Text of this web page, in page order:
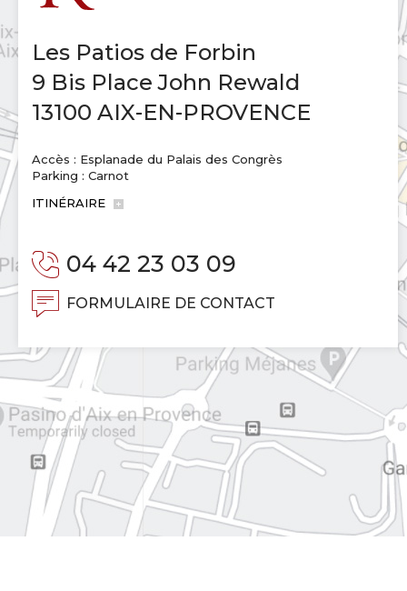
Les Patios de Forbin
9 Bis Place John Rewald
13100 AIX-EN-PROVENCE
Accès : Esplanade du Palais des Congrès
Parking : Carnot
ITINÉRAIRE
04 42 23 03 09
FORMULAIRE DE CONTACT